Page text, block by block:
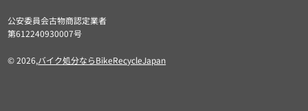
公安委員会古物商認定業者
第612240930007号
© 2026,バイク処分ならBikeRecycleJapan